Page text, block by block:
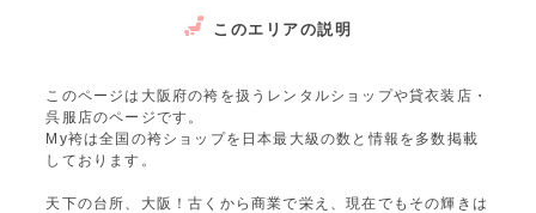
このエリアの説明
このページは大阪府の袴を扱うレンタルショップや貸衣装店・
呉服店のページです。
My袴は全国の袴ショップを日本最大級の数と情報を多数掲載
しております。
天下の台所、大阪！古くから商業で栄え、現在でもその輝きは